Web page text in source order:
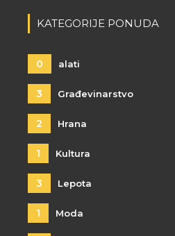
KATEGORIJE PONUDA
0 alati
3 Građevinarstvo
2 Hrana
1 Kultura
3 Lepota
1 Moda